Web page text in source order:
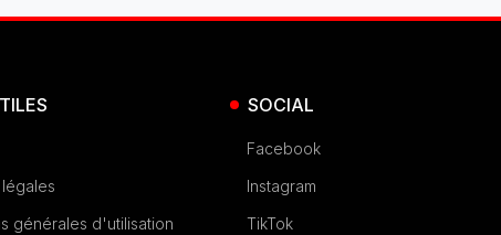
générales d'utilisation
SOCIAL
Facebook
Instagram
TikTok